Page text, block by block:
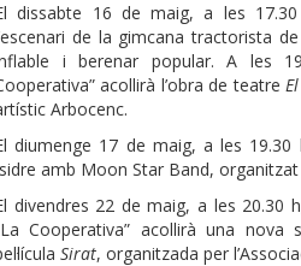
dissabte 16 de maig, a les
de la gimcana tractorista
i berenar popular. A les
acollirà l’obra de teatre
Arbocenc.
diumenge 17 de maig, a les
amb Moon Star Band,
divendres 22 de maig, a les 20.30
Cooperativa” acollirà una nova
Sirat, organitzada per